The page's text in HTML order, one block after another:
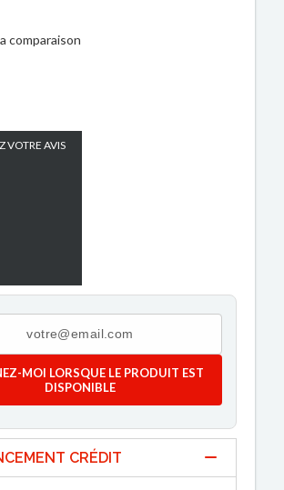
comparaison
VOTRE AVIS
MOI LORSQUE LE PRODUIT EST
DISPONIBLE
CRÉDIT